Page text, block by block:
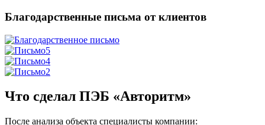
Благодарственные письма от клиентов
Что сделал ПЭБ «Авторитм»
После анализа объекта специалисты компании: